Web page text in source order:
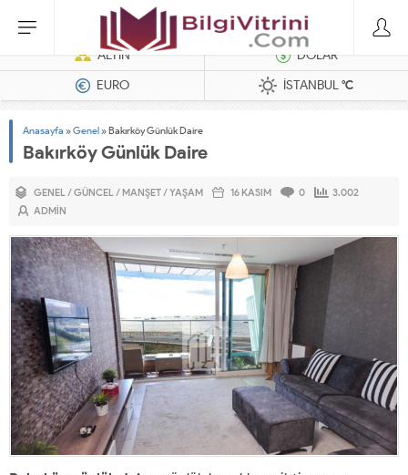
Dizel Jeneratörler
ALTIN
DOLAR
EURO
İSTANBUL°C
Anasayfa »Genel »Bakırköy Günlük Daire
Bakırköy Günlük Daire
GENEL/GÜNCEL/ MANŞET/YAŞAM 16 KASIM 0
3.002
ADMIN